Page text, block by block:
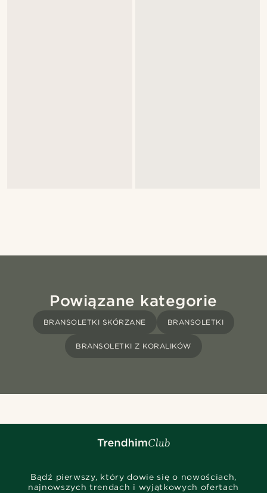
Powiązane kategorie
BRANSOLETKI SKÓRZANE BRANSOLETKI
BRANSOLETKI Z KORALIKÓW
Bądź pierwszy, który dowie się o nowościach,
najnowszych trendach i wyjątkowych ofertach